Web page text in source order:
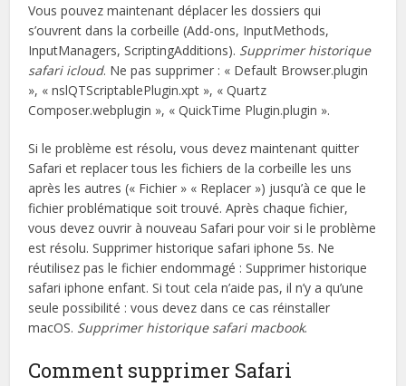
Vous pouvez maintenant déplacer les dossiers qui
s’ouvrent dans la corbeille (Add-ons, InputMethods,
InputManagers, ScriptingAdditions). Supprimer historique
safari icloud. Ne pas supprimer : « Default Browser.plugin
», « nslQTScriptablePlugin.xpt », « Quartz
Composer.webplugin », « QuickTime Plugin.plugin ».
Si le problème est résolu, vous devez maintenant quitter
Safari et replacer tous les fichiers de la corbeille les uns
après les autres (« Fichier » « Replacer ») jusqu’à ce que le
fichier problématique soit trouvé. Après chaque fichier,
vous devez ouvrir à nouveau Safari pour voir si le problème
est résolu. Supprimer historique safari iphone 5s. Ne
réutilisez pas le fichier endommagé : Supprimer historique
safari iphone enfant. Si tout cela n’aide pas, il n’y a qu’une
seule possibilité : vous devez dans ce cas réinstaller
macOS. Supprimer historique safari macbook.
Comment supprimer Safari